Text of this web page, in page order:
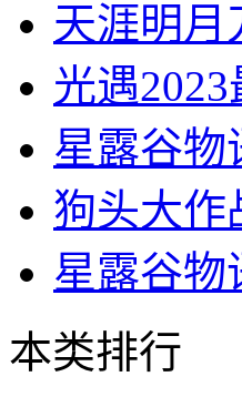
天涯明月
光遇
星露谷物
狗头大作
星露谷物
本类排行